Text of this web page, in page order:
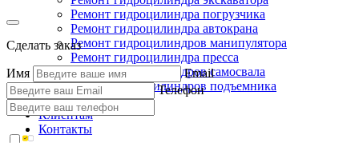
Ремонт гидроцилиндра погрузчика
Ремонт гидроцилиндра автокрана
Ремонт гидроцилиндров манипулятора
Ремонт гидроцилиндра пресса
Ремонт гидроцилиндров самосвала
Ремонт гидроцилиндров подъемника
Производство
Клиентам
Контакты
Сделать заказ
Имя
Email
Телефон